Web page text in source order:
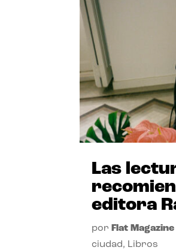
Las
editora
por Flat Magazine
ciudad, Libros